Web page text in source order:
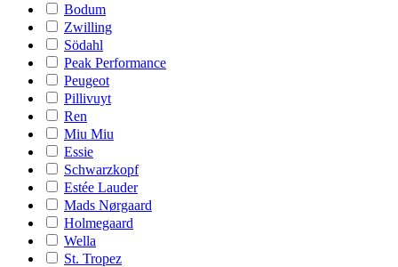
Bodum
Zwilling
Södahl
Peak Performance
Peugeot
Pillivuyt
Ren
Miu Miu
Essie
Schwarzkopf
Estée Lauder
Mads Nørgaard
Holmegaard
Wella
St. Tropez